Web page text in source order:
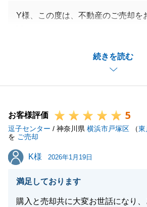
続きを読む
Y様、この度は、不動産のご売却を
いた心地よい戸建てであり、買主様
魅力を感じてくださったのだと思い
約となりましたこと、心よりお喜
いましたら、いつでもお気軽にご連
今後とも、どうぞよろしくお願い
お客様評価 5
逗子センター / 神奈川県 横浜市戸塚区 （東
を ご売却
K様
K様 2026年1月19日
満足しております
購入と売却共に大変お世話になり